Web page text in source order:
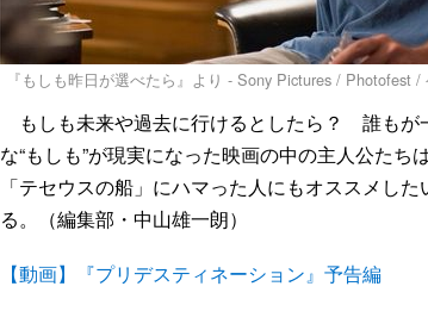
『もしも昨日が選べたら』より - Sony Pictures / Photofest
もしも未来や過去に行けるとしたら？ 誰もが
な“もしも”が現実になった映画の中の主人公た
「テセウスの船」にハマった人にもオススメし
る。（編集部・中山雄一朗）
【動画】『プリデスティネーション』予告編